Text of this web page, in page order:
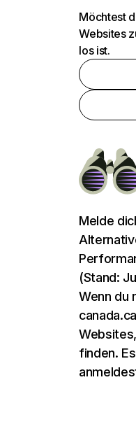
Möchtest
Websites
los ist.
Melde
(Stand:
Wenn du
finden.